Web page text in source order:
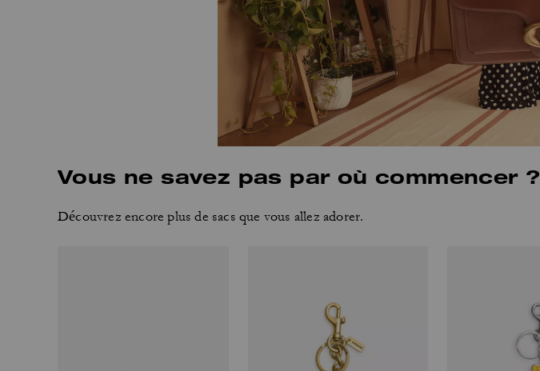
Vous ne savez pas par où commencer ?
Découvrez encore plus de sacs que vous allez adorer.